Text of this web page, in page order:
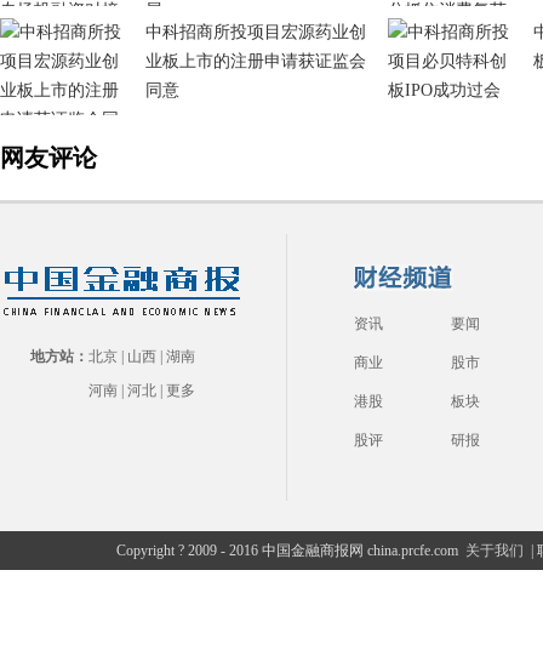
展
中科招商所投项目宏源药业创
业板上市的注册申请获证监会
同意
网友评论
地方站： 北京 山西 湖南
河南 河北 更多
资讯 要闻
商业 股市
港股 板块
股评 研报
Copyright ? 2009 - 2016 中国金融商报网 china.prcfe.com 关于我们 |